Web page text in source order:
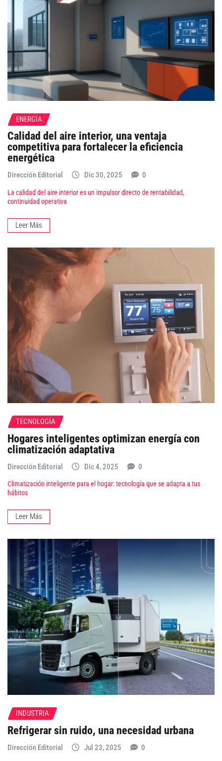
ENERGÍA
Calidad del aire interior, una ventaja
competitiva para fortalecer la eficiencia
energética
Dirección Editorial Dic 30, 2025 0
La calidad del aire interior es un impulsor directo de rentabilidad,
continuidad operativa
Leer Más
TECNOLOGÍA
Hogares inteligentes optimizan energía con
climatización adaptativa
Dirección Editorial Dic 4, 2025 0
Climatización inteligente para el hogar: tecnología que se adapta a tus
hábitos
Leer Más
INDUSTRIA
Refrigerar sin ruido, una necesidad urbana
Dirección Editorial Jul 23, 2025 0